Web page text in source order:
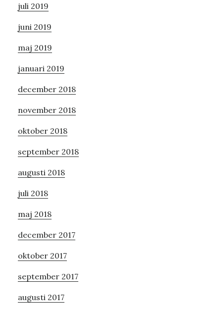
juli 2019
juni 2019
maj 2019
januari 2019
december 2018
november 2018
oktober 2018
september 2018
augusti 2018
juli 2018
maj 2018
december 2017
oktober 2017
september 2017
augusti 2017